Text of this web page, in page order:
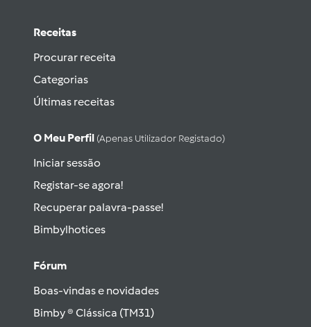
Receitas
Procurar receita
Categorias
Últimas receitas
O Meu Perfil (apenas Utilizador Registado)
Iniciar sessão
Registar-se agora!
Recuperar palavra-passe!
Bimbylhotices
Fórum
Boas-vindas e novidades
Bimby ® Clássica (TM31)